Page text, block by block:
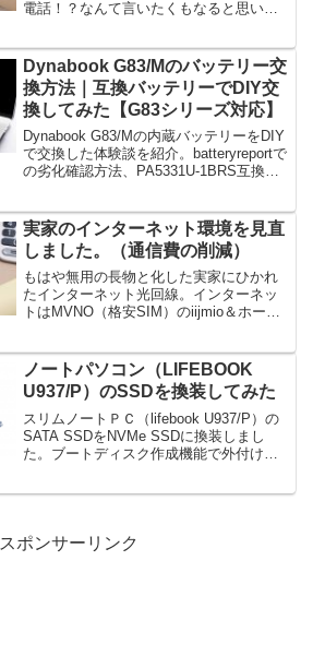
電話！？なんて言いたくもなると思いま
HT802と050plusで月額基本料150円で利
用できる固定電話を運用してみました。
Dynabook G83/Mのバッテリー交
換方法｜互換バッテリーでDIY交
換してみた【G83シリーズ対応】
Dynabook G83/Mの内蔵バッテリーをDIY
で交換した体験談を紹介。batteryreportで
の劣化確認方法、PA5331U-1BRS互換バ
実家のインターネット環境を見直
しました。（通信費の削減）
もはや無用の長物と化した実家にひかれ
たインターネット光回線。インターネッ
トはMVNO（格安SIM）のiijmio＆ホーム
4,000円/月の通信費の見直しに成功し
た。
ノートパソコン（LIFEBOOK
U937/P）のSSDを換装してみた
スリムノートＰＣ（lifebook U937/P）の
SATA SSDをNVMe SSDに換装しまし
た。ブートディスク作成機能で外付けキ
スポンサーリンク